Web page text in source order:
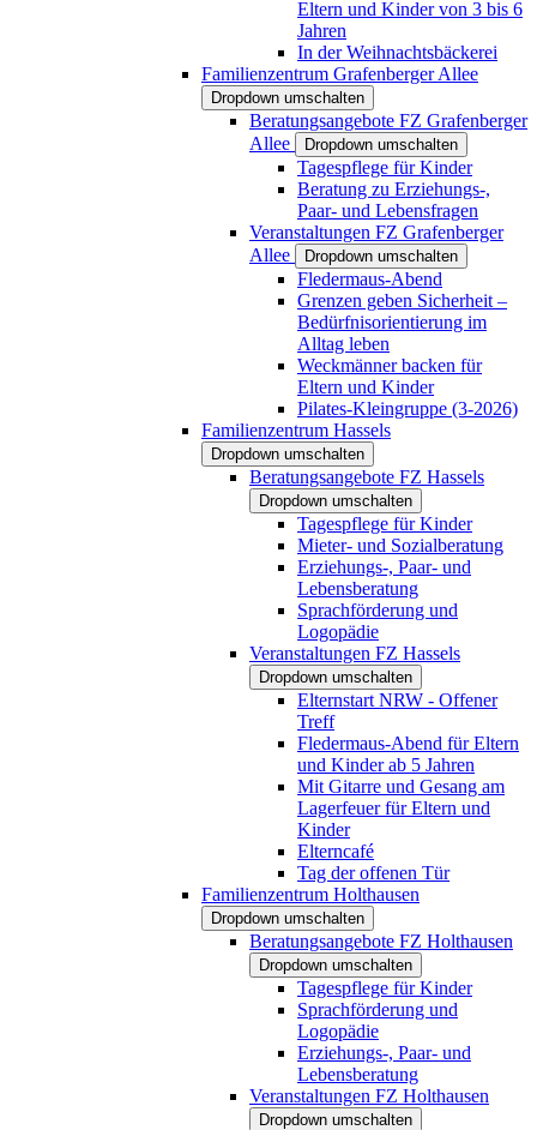
Eltern und Kinder von 3 bis 6
Jahren
In der Weihnachtsbäckerei
Familienzentrum Grafenberger Allee
Dropdown umschalten
Beratungsangebote FZ Grafenberger
Allee
Dropdown umschalten
Tagespflege für Kinder
Beratung zu Erziehungs-,
Paar- und Lebensfragen
Veranstaltungen FZ Grafenberger
Allee
Dropdown umschalten
Fledermaus-Abend
Grenzen geben Sicherheit –
Bedürfnisorientierung im
Alltag leben
Weckmänner backen für
Eltern und Kinder
Pilates-Kleingruppe (3-2026)
Familienzentrum Hassels
Dropdown umschalten
Beratungsangebote FZ Hassels
Dropdown umschalten
Tagespflege für Kinder
Mieter- und Sozialberatung
Erziehungs-, Paar- und
Lebensberatung
Sprachförderung und
Logopädie
Veranstaltungen FZ Hassels
Dropdown umschalten
Elternstart NRW - Offener
Treff
Fledermaus-Abend für Eltern
und Kinder ab 5 Jahren
Mit Gitarre und Gesang am
Lagerfeuer für Eltern und
Kinder
Elterncafé
Tag der offenen Tür
Familienzentrum Holthausen
Dropdown umschalten
Beratungsangebote FZ Holthausen
Dropdown umschalten
Tagespflege für Kinder
Sprachförderung und
Logopädie
Erziehungs-, Paar- und
Lebensberatung
Veranstaltungen FZ Holthausen
Dropdown umschalten